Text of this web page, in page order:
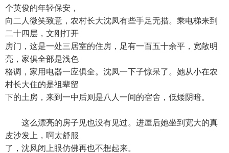
个英俊的年轻保安，
向二人微笑致意，农村长大沈凤有些手足无措。乘电梯来到
二十四层，文刚打开
房门，这是一处三居室的住房，足有一百五十余平，宽敞明
亮，家俱全部是浅色
格调，家用电器一应俱全。沈凤一下子惊呆了。她从小在农
村长大住的是祖辈留
下的土房，来到一中后则是八人一间的宿舍，低矮阴暗。
这么漂亮的房子见也没有见过。进屋后她坐到宽大的真
皮沙发上，啊太舒服
了，沈凤闭上眼仿佛再也不想起来。